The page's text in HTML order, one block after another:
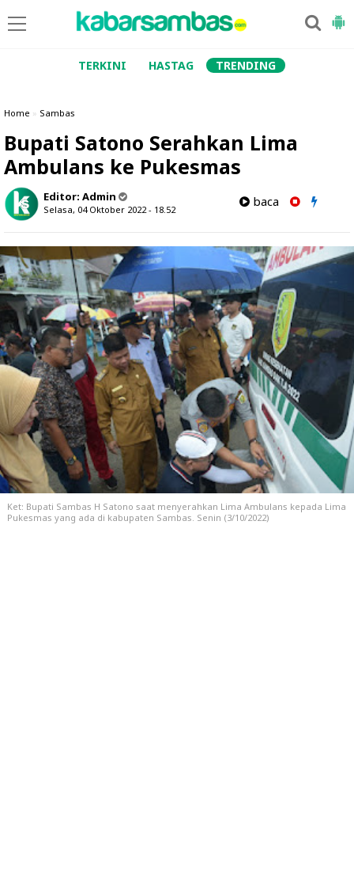
TERKINI HASTAG TRENDING
Home » Sambas
Bupati Satono Serahkan Lima
Ambulans ke Pukesmas
Editor: Admin
Selasa, 04 Oktober 2022 - 18.52
baca
Ket: Bupati Sambas H Satono saat menyerahkan Lima Ambulans kepada Lima
Pukesmas yang ada di kabupaten Sambas. Senin (3/10/2022)